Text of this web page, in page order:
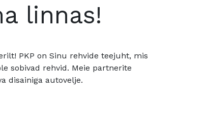
linnas!
PKP on Sinu rehvide teejuht, mis
sobivad rehvid. Meie partnerite
disainiga autovelje.